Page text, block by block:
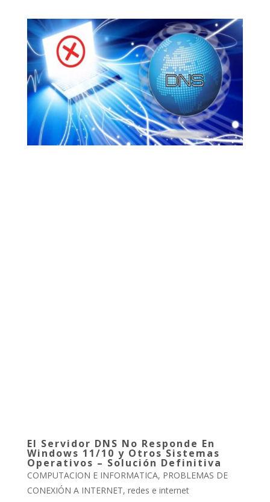
El Servidor DNS No Responde En
Windows 11/10 y Otros Sistemas
Operativos – Solución Definitiva
COMPUTACION E INFORMATICA, PROBLEMAS DE
CONEXIÓN A INTERNET, redes e internet